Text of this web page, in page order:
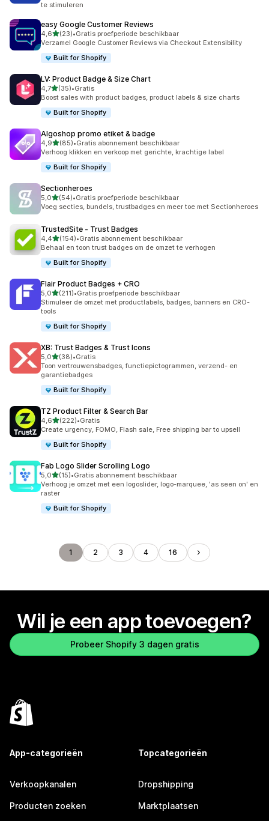
te stimuleren
easy Google Customer Reviews
4,6van 5 sterren
(23)
23 recensies in totaal
•Gratis proefperiode beschikbaar
Verzamel Google Customer Reviews via Checkout Extensibility
Built for Shopify
LV: Product Badge & Size Chart
4,7van 5 sterren
(35)
35 recensies in totaal
•Gratis
Boost sales with product badges, product labels & size charts
Built for Shopify
Algoshop promo etiket & badge
4,9van 5 sterren
(85)
85 recensies in totaal
•Gratis abonnement beschikbaar
Verhoog klikken en verkoop met gerichte, krachtige label
Built for Shopify
Sectionheroes
5,0van 5 sterren
(54)
54 recensies in totaal
•Gratis proefperiode beschikbaar
Voeg secties, bundels, trustbadges en meer toe met Sectionheroes
TrustedSite ‑ Trust Badges
4,4van 5 sterren
(154)
154 recensies in totaal
•Gratis abonnement beschikbaar
Behaal en toon trust badges om de omzet te verhogen
Built for Shopify
Flair Product Badges + CRO
5,0van 5 sterren
(211)
211 recensies in totaal
•Gratis proefperiode beschikbaar
Stimuleer de omzet met productlabels, badges, banners en CRO-
tools
Built for Shopify
XB: Trust Badges & Trust Icons
5,0van 5 sterren
(38)
38 recensies in totaal
•Gratis
Toon vertrouwensbadges, functiepictogrammen, verzend- en
garantiebadges
Built for Shopify
TZ Product Filter & Search Bar
4,6van 5 sterren
(222)
222 recensies in totaal
•Gratis
Create urgency, FOMO, Flash sale, Free shipping bar to upsell
Built for Shopify
Fab Logo Slider Scrolling Logo
5,0van 5 sterren
(15)
15 recensies in totaal
•Gratis abonnement beschikbaar
Verhoog je omzet met een logoslider, logo-marquee, 'as seen on' en
raster
Built for Shopify
1 2 3 4 16
Wil je een app toevoegen?
Probeer Shopify 3 dagen gratis
App-categorieën
Verkoopkanalen
Producten zoeken
Topcategorieën
Dropshipping
Marktplaatsen